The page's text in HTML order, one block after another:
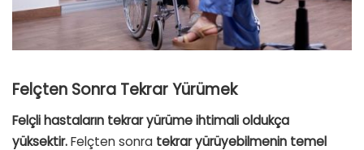
Felçten Sonra Tekrar Yürümek
Felçli hastaların tekrar yürüme ihtimali oldukça
yüksektir.Felçten sonra tekrar yürüyebilmenin temel